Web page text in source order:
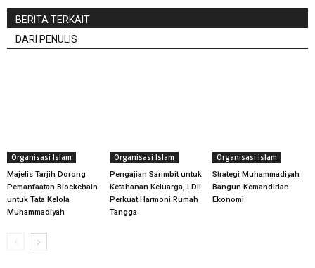
BERITA TERKAIT
DARI PENULIS
Organisasi Islam
Majelis Tarjih Dorong
Pemanfaatan Blockchain
untuk Tata Kelola
Muhammadiyah
Organisasi Islam
Pengajian Sarimbit untuk
Ketahanan Keluarga, LDII
Perkuat Harmoni Rumah
Tangga
Organisasi Islam
Strategi Muhammadiyah
Bangun Kemandirian
Ekonomi